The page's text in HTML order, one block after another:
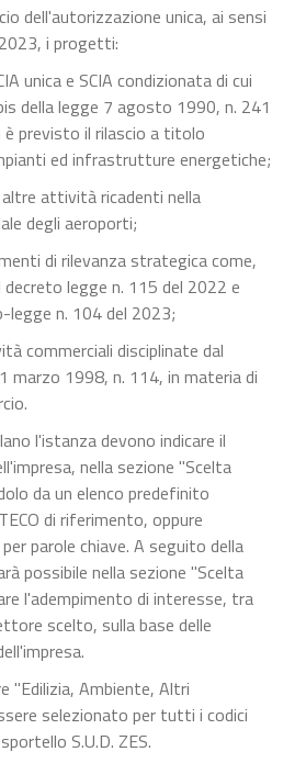
dell'autorizzazione unica, ai sensi
i progetti:
unica e SCIA condizionata di cui
della legge 7 agosto 1990, n. 241
è previsto il rilascio a titolo
ed infrastrutture energetiche;
attività ricadenti nella
degli aeroporti;
di rilevanza strategica come,
legge n. 115 del 2022 e
legge n. 104 del 2023;
commerciali disciplinate dal
marzo 1998, n. 114, in materia di
l'istanza devono indicare il
nella sezione "Scelta
da un elenco predefinito
di riferimento, oppure
parole chiave. A seguito della
possibile nella sezione "Scelta
l'adempimento di interesse, tra
scelto, sulla base delle
"Edilizia, Ambiente, Altri
selezionato per tutti i codici
S.U.D. ZES.